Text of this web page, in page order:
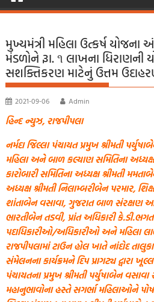
મુખ્યમંત્રી મહિલા ઉત્કર્ષ યોજના
મંડળોને રૂા. ૧ લાખના ધિરાણની
સશક્તિકરણ માટેનું ઉત્તમ
2021-09-06 Admin
હિન્દ ન્યુઝ, રાજપીપલા
નર્મદા જિલ્લા પંચાયત પ્રમુખ શ્રીમતી
મહિલા અને બાળ કલ્યાણ સમિતિના અધ્યક્ષ
કારોબારી સમિતિના અધ્યક્ષ શ્રીમતી
અધ્યક્ષ શ્રીમતી નિલામ્બરીબેન પરમાર,
શાંતાબેન વસાવા, ગુજરાત બાળ સંરક્ષણ
ભારતીબેન તડવી, પ્રાંત અધિકારી
પદાધિકારીઓ/અધિકારીઓ અને મહિલા
રાજપીપલામાં ટાઉન હોલ ખાતે નાંદોદ
સંમેલનના કાર્યક્રમને દિપ પ્રાગટ્ય દ્વારા
પંચાયતના પ્રમુખ શ્રીમતી પર્યુષાબેન
મહાનુભાવોના હસ્તે સગર્ભા મહિલાઓને